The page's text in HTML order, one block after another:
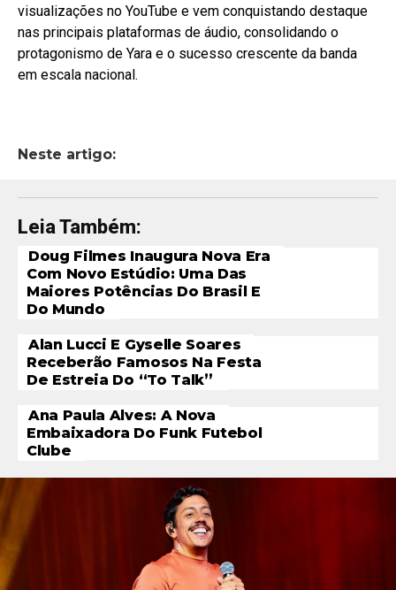
visualizações no YouTube e vem conquistando destaque
nas principais plataformas de áudio, consolidando o
protagonismo de Yara e o sucesso crescente da banda
em escala nacional.
Neste artigo:
Leia Também:
Doug Filmes Inaugura Nova Era
Com Novo Estúdio: Uma Das
Maiores Potências Do Brasil E
Do Mundo
Alan Lucci E Gyselle Soares
Receberão Famosos Na Festa
De Estreia Do “To Talk”
Ana Paula Alves: A Nova
Embaixadora Do Funk Futebol
Clube